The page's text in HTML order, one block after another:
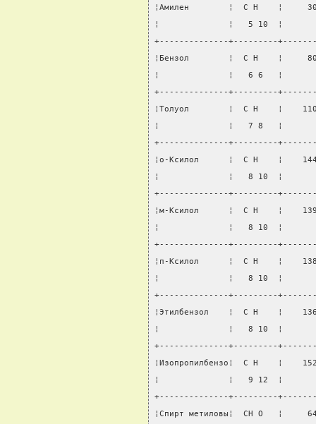
¦Амилен        ¦  С Н    ¦
¦              ¦   5 10  ¦
+--------------+---------
¦Бензол        ¦  С Н    ¦
¦              ¦   6 6   ¦
+--------------+---------
¦Толуол        ¦  С Н    ¦
¦              ¦   7 8   ¦
+--------------+---------
¦о-Ксилол      ¦  С Н    ¦
¦              ¦   8 10  ¦
+--------------+---------
¦м-Ксилол      ¦  С Н    ¦
¦              ¦   8 10  ¦
+--------------+---------
¦п-Ксилол      ¦  С Н    ¦
¦              ¦   8 10  ¦
+--------------+---------
¦Этилбензол    ¦  С Н    ¦
¦              ¦   8 10  ¦
+--------------+---------
¦Изопропилбензо¦  С Н    ¦
¦              ¦   9 12  ¦
+--------------+---------
¦Спирт метиловы¦  СН О   ¦